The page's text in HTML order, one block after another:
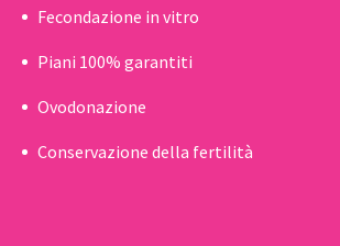
Fecondazione in vitro
Piani 100% garantiti
Ovodonazione
Conservazione della fertilità